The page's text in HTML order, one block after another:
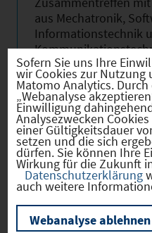
aus Mechatronik,
Informationstechnik
untereinander, die
Universität München
weitreichend
Wissensnetzwerk
einem einzigartigen
erfolgreichen
Junge Unternehmen,
Technologie- und
Sofern Sie uns Ihre
wir Cookies zur Nutzung
Matomo Analytics.
„Webanalyse
Einwilligung
Analysezwecken
einer Gültigkeitsdauer
setzen und die sich
dürfen. Sie können Ihre
Wirkung für die Zukunft
Datenschutzerklärung
auch weitere
Webanalyse ablehnen